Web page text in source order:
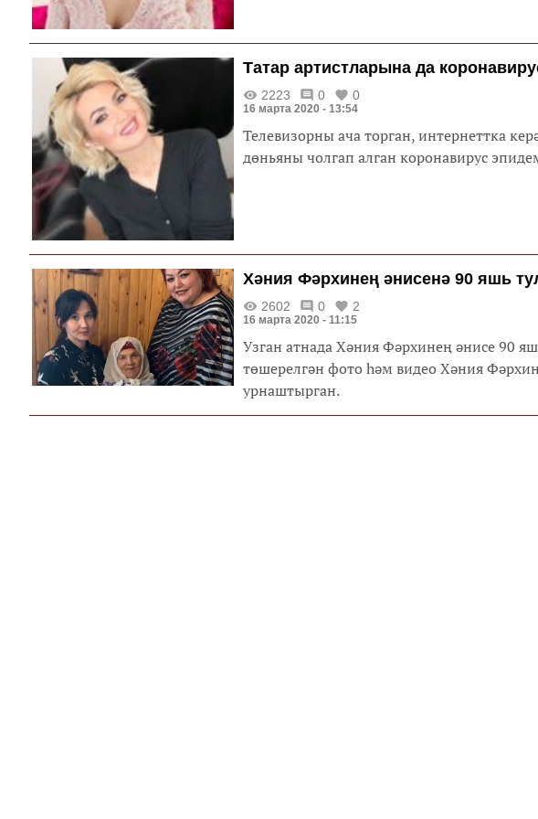
ярышларда катнаша алмый.
Татар артистларына да
2223 0 0
16 марта 2020 - 13:54
Телевизорны ача торган, интернеттка
дөньяны чолгап алган коронавирус
Хәния Фәрхинең әнисенә 90 яшь
2602 0 2
16 марта 2020 - 11:15
Узган атнада Хәния Фәрхинең әнисе 90
төшерелгән фото һәм видео Хәния
урнаштырган.